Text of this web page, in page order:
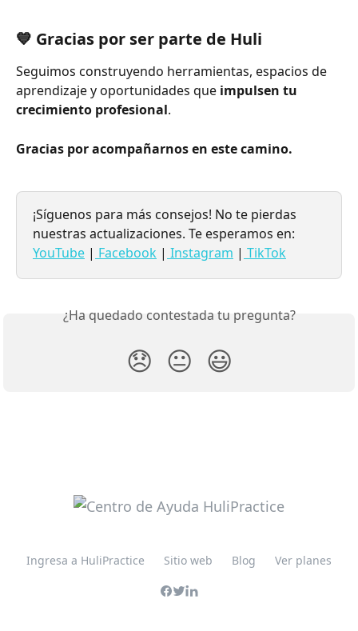
💙 Gracias por ser parte de Huli
Seguimos construyendo herramientas, espacios de
aprendizaje y oportunidades que impulsen tu
crecimiento profesional.
Gracias por acompañarnos en este camino.
¡Síguenos para más consejos! No te pierdas
nuestras actualizaciones. Te esperamos en:
YouTube | Facebook | Instagram | TikTok
¿Ha quedado contestada tu pregunta?
😞 😐 😃
Ingresa a HuliPractice Sitio web Blog Ver planes